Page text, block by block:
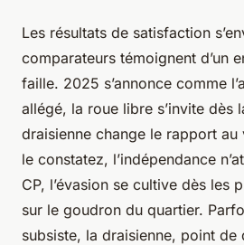
Les résultats de satisfaction
comparateurs témoignent d’un
faille. 2025 s’annonce comme
allégé, la roue libre s’invite dès
draisienne change le rapport
le constatez, l’indépendance
CP, l’évasion se cultive dès les
sur le goudron du quartier.
subsiste, la draisienne, point de